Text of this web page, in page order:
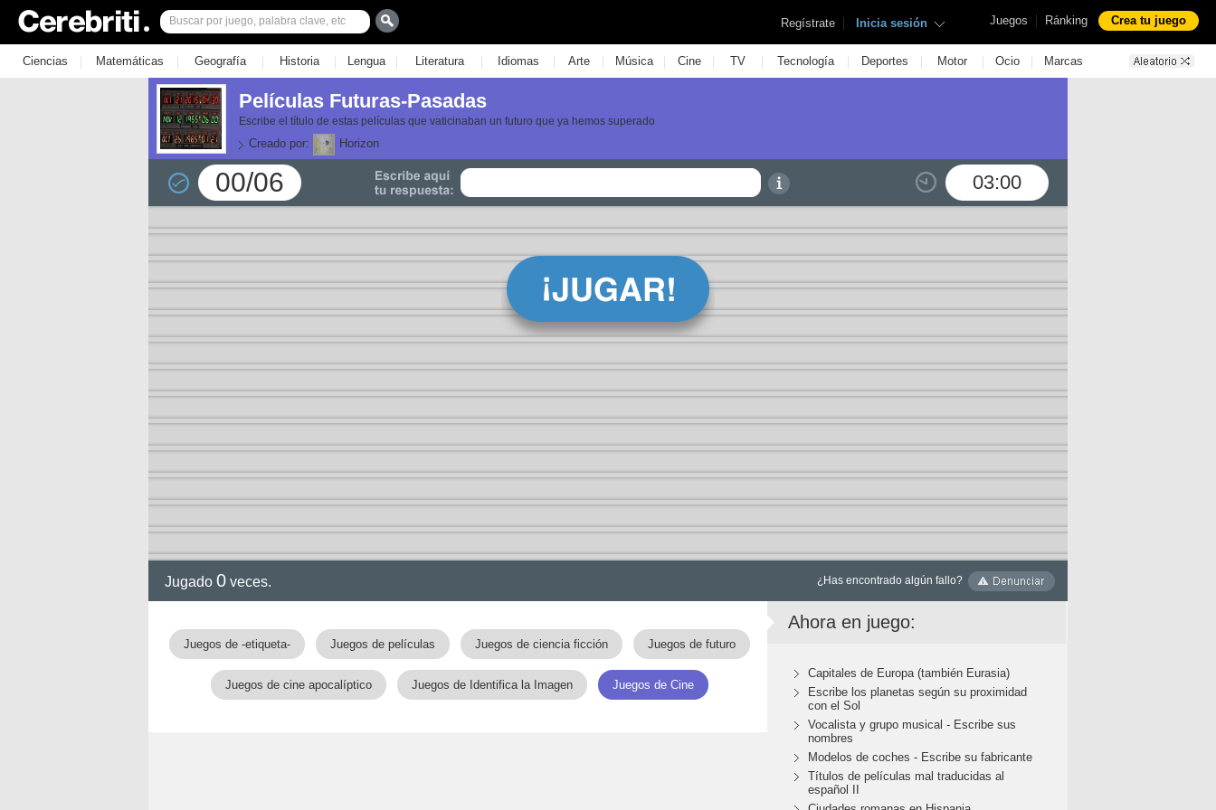
Juegos | Ránking Crea tu juego
Regístrate | Inicia sesión
Ciencias | Matemáticas | Geografía | Historia | Lengua | Literatura | Idiomas | Arte | Música | Cine | TV | Tecnología | Deportes | Motor | Ocio | Marcas
Películas Futuras-Pasadas
Escribe el título de estas películas que vaticinaban un futuro que ya hemos superado
Creado por: Horizon
00/06 03:00
Jugado 0 veces. ¿Has encontrado algún fallo?
Juegos de -etiqueta- Juegos de películas Juegos de ciencia ficción Juegos de futuro
Juegos de cine apocalíptico Juegos de Identifica la Imagen Juegos de Cine
Ahora en juego:
Capitales de Europa (también Eurasia)
Escribe los planetas según su proximidad
con el Sol
Vocalista y grupo musical - Escribe sus
nombres
Modelos de coches - Escribe su fabricante
Títulos de películas mal traducidas al
español II